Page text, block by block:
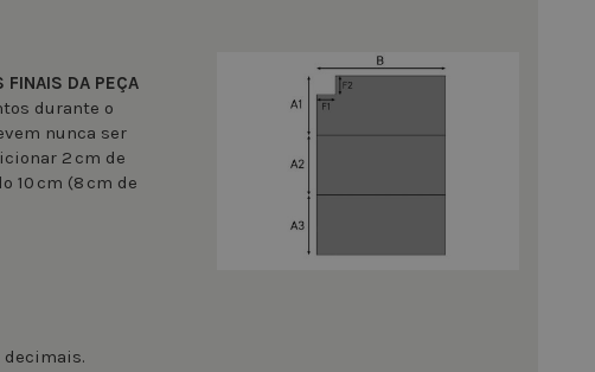
FINAIS DA PEÇA
durante o
nunca ser
2 cm de
10 cm (8 cm de